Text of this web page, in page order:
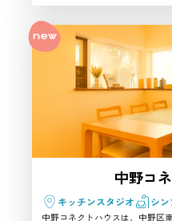
中央区で
を使いた
気を活か
いる方に
ト、商品
撮影など
さと古民
に紹介し
れほど撮りやすい撮影スタジオ
の利用でも扱いやすく、紹介し
制作するクリエイターに特にお
中野コ
キッチンスタジオ シ
中野コネクトハウスは、中野区